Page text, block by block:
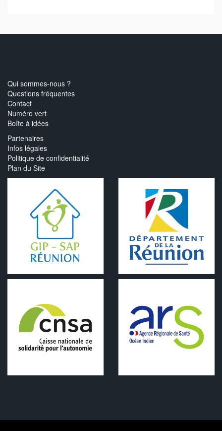
Qui sommes-nous ?
Questions fréquentes
Contact
Numéro vert
Boîte à idées
Partenaires
Infos légales
Politique de confidentialité
Plan du Site